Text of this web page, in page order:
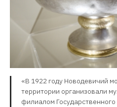
«В 1922 году Новодевичий
территории организовали
филиалом Государственного